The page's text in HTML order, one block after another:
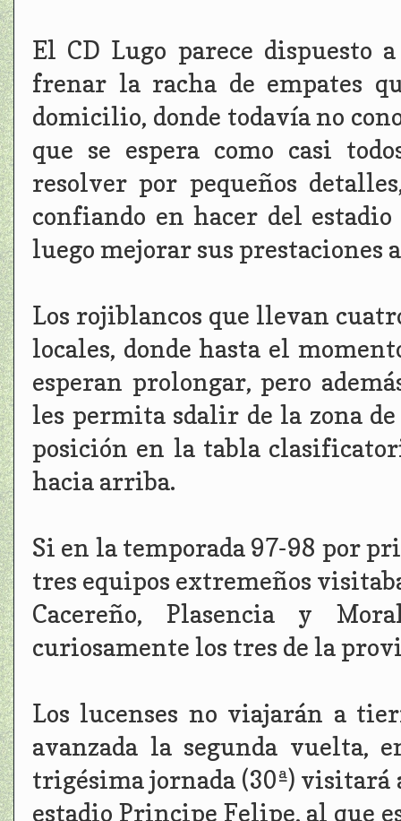
El CD Lugo parece
frenar la racha de empates
domicilio, donde todavía no
que se espera como casi
resolver por pequeños
confiando en hacer del
luego mejorar sus prestaciones
Los rojiblancos que llevan
locales, donde hasta el
esperan prolongar, pero
les permita sdalir de la zona
posición en la tabla
hacia arriba.
Si en la temporada 97-98 por
tres equipos extremeños
Cacereño, Plasencia y
curiosamente los tres de la
Los lucenses no viajarán a
avanzada la segunda vuelta,
trigésima jornada (30ª) visitará
estadio Principe Felipe, al que